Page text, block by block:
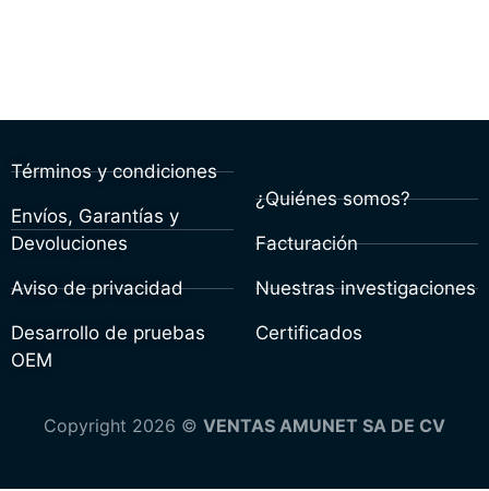
Términos y condiciones
Envíos, Garantías y
Devoluciones
Aviso de privacidad
Desarrollo de pruebas
OEM
¿Quiénes somos?
Facturación
Nuestras investigaciones
Certificados
Copyright 2026 © VENTAS AMUNET SA DE CV